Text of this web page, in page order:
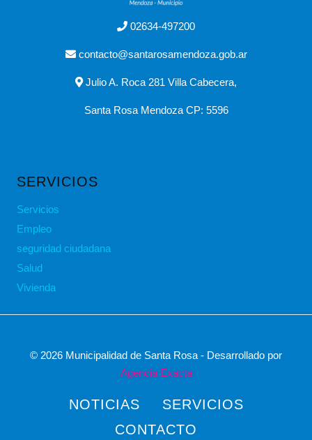
02634-497200
contacto@santarosamendoza.gob.ar
Julio A. Roca 281 Villa Cabecera,
Santa Rosa Mendoza CP: 5596
SERVICIOS
Servicios
Empleo
seguridad ciudadana
Salud
Vivienda
© 2026 Municipalidad de Santa Rosa - Desarrollado por
Agencia Exacta
NOTICIAS
SERVICIOS
CONTACTO